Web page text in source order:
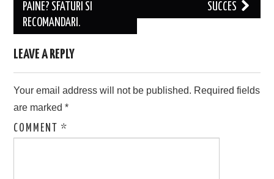
PAINE? SFATURI SI
RECOMANDARI.
SUCCES
LEAVE A REPLY
Your email address will not be published. Required fields
are marked*
COMMENT*